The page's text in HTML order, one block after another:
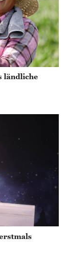
ländliche